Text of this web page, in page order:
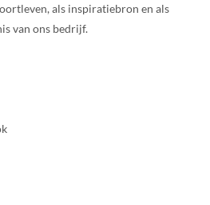
als inspiratiebron en als
van ons bedrijf.